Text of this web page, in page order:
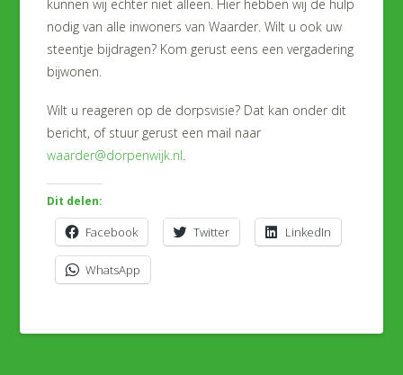
kunnen wij echter niet alleen. Hier hebben wij de hulp
nodig van alle inwoners van Waarder. Wilt u ook uw
steentje bijdragen? Kom gerust eens een vergadering
bijwonen.
Wilt u reageren op de dorpsvisie? Dat kan onder dit
bericht, of stuur gerust een mail naar
waarder@dorpenwijk.nl.
Dit delen:
Facebook Twitter LinkedIn
WhatsApp